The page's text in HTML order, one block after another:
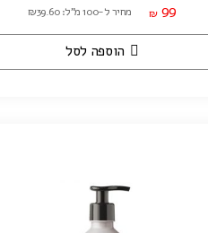
₪ 99 מחיר ל-100 מ"ל: ₪39.60
הוספה לסל